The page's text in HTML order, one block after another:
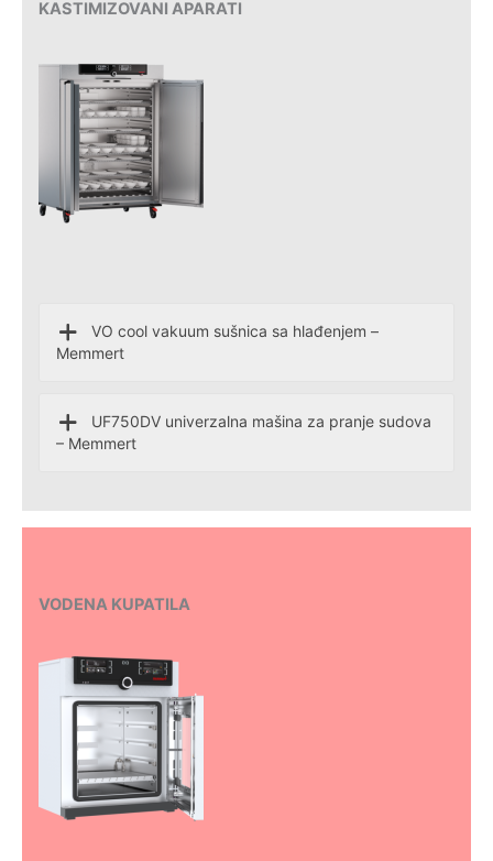
KASTIMIZOVANI APARATI
VO cool vakuum sušnica sa hlađenjem –
Memmert
UF750DV univerzalna mašina za pranje sudova
– Memmert
VODENA KUPATILA